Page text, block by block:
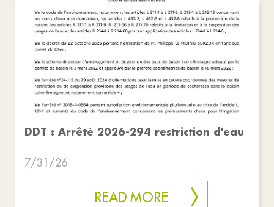
DDT : Arrêté 2026-294 restriction d'eau
7/31/26
READ MORE